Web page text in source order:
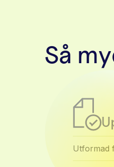
Så
Utformad